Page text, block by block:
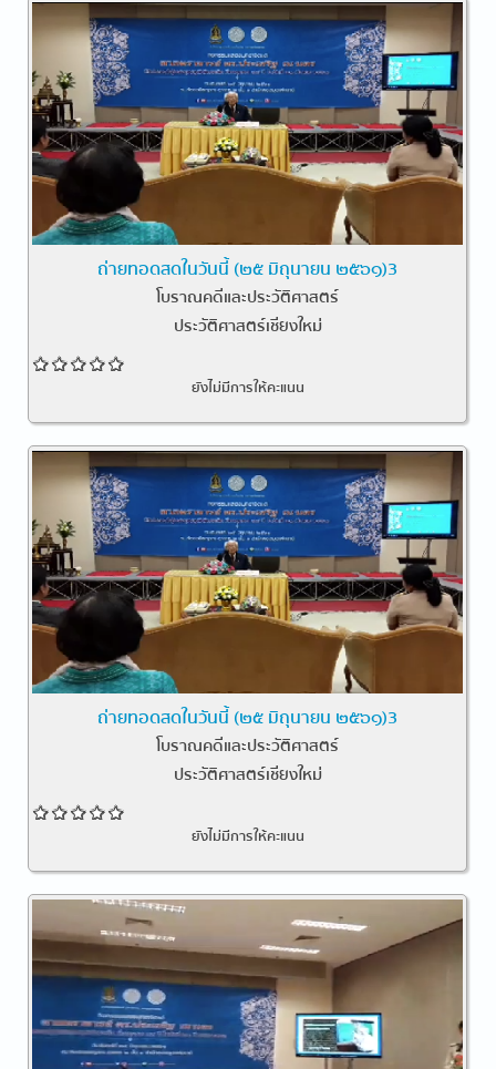
ถ่ายทอดสดในวันนี้ (๒๕ มิถุนายน ๒๕๖๑)3
โบราณคดีและประวัติศาสตร์
ประวัติศาสตร์เชียงใหม่
ยังไม่มีการให้คะแนน
ถ่ายทอดสดในวันนี้ (๒๕ มิถุนายน ๒๕๖๑)3
โบราณคดีและประวัติศาสตร์
ประวัติศาสตร์เชียงใหม่
ยังไม่มีการให้คะแนน